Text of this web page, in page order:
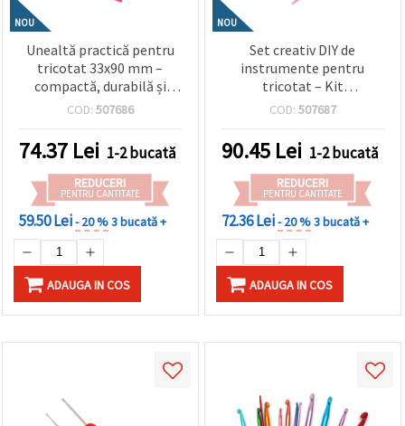
NOU
Unealtă practică pentru
tricotat 33x90 mm –
compactă, durabilă și
perfectă pentru țesut,
creative din fire
COD: 507686
74.37 Lei 1-2 bucată
REDUCERI
PENTRU CANTITATE
59.50 Lei- 20 %3 bucată +
ADAUGA IN COS
NOU
Set creativ DIY de
instrumente pentru
tricotat – Kit
totul‑în‑unul pentru
manual – perfect pentru
începători și artiști
handmade
COD: 507687
90.45 Lei 1-2 bucată
REDUCERI
PENTRU CANTITATE
72.36 Lei- 20 %3 bucată +
ADAUGA IN COS